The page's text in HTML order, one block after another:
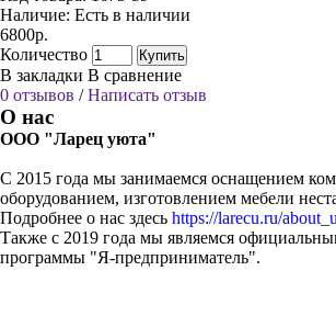
Наличие: Есть в наличии
6800р.
Количество
Купить
В закладки В сравнение
0 отзывов /Написать отзыв
О нас
ООО "Ларец уюта"
С 2015 года мы занимаемся оснащением
оборудованием, изготовлением мебели
Подробнее о нас здесь https://larecu.ru/
Также с 2019 года мы являемся
программы "Я-предприниматель".